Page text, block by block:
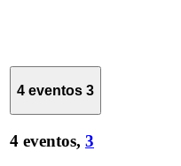
4 eventos 3
4 eventos, 3